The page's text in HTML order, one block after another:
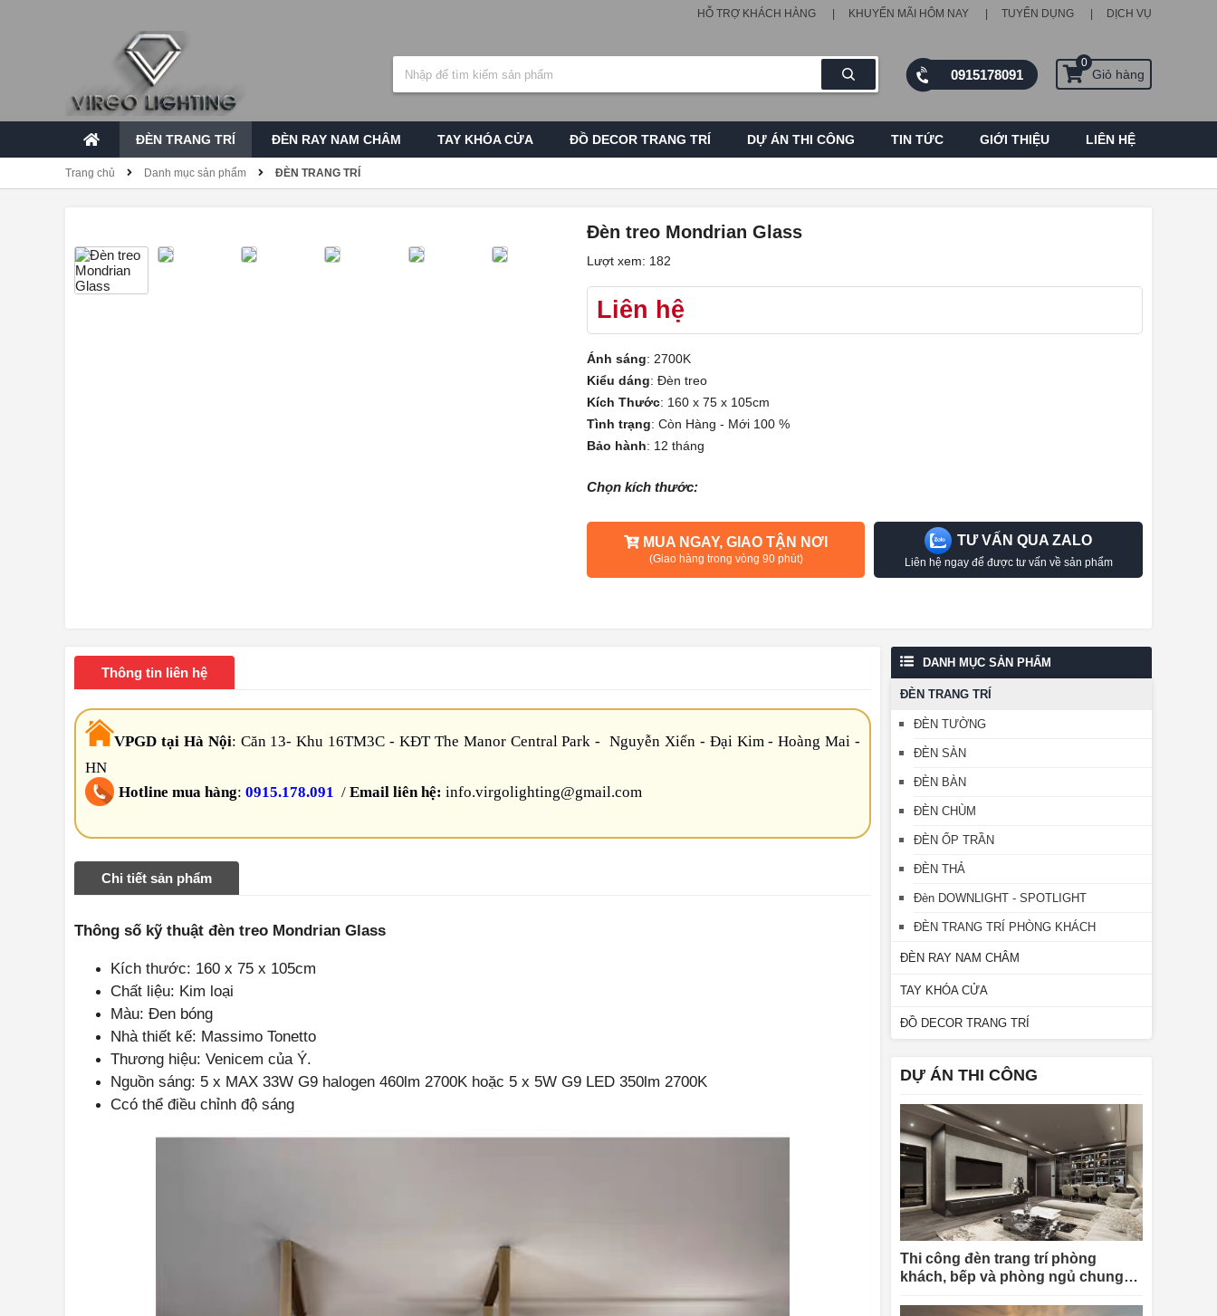
HỖ TRỢ KHÁCH HÀNG KHUYẾN MÃI HÔM NAY TUYỂN DỤNG DỊCH VỤ
0915178091
0
Giỏ hàng
ĐÈN TRANG TRÍ ĐÈN RAY NAM CHÂM TAY KHÓA CỬA ĐỒ DECOR TRANG TRÍ DỰ ÁN THI CÔNG TIN TỨC GIỚI THIỆU LIÊN HỆ
Trang chủ Danh mục sản phẩm ĐÈN TRANG TRÍ
Đèn treo Mondrian Glass
Lượt xem: 182
Liên hệ
Ánh sáng: 2700K
Kiểu dáng: Đèn treo
Kích Thước: 160 x 75 x 105cm
Tình trạng: Còn Hàng - Mới 100 %
Bảo hành: 12 tháng
Chọn kích thước:
MUA NGAY, GIAO TẬN NƠI
(Giao hàng trong vòng 90 phút)
TƯ VẤN QUA ZALO
Liên hệ ngay để được tư vấn về sản phẩm
Thông tin liên hệ
VPGD tại Hà Nội: Căn 13- Khu 16TM3C - KĐT The Manor Central Park - Nguyễn Xiển - Đại Kim - Hoàng Mai -
HN
Hotline mua hàng: 0915.178.091 / Email liên hệ: info.virgolighting@gmail.com
Chi tiết sản phẩm
Thông số kỹ thuật đèn treo Mondrian Glass
Kích thước: 160 x 75 x 105cm
Chất liệu: Kim loại
Màu: Đen bóng
Nhà thiết kế: Massimo Tonetto
Thương hiệu: Venicem của Ý.
Nguồn sáng: 5 x MAX 33W G9 halogen 460lm 2700K hoặc 5 x 5W G9 LED 350lm 2700K
Ccó thể điều chỉnh độ sáng
DANH MỤC SẢN PHẨM
ĐÈN TRANG TRÍ
ĐÈN TƯỜNG
ĐÈN SÀN
ĐÈN BÀN
ĐÈN CHÙM
ĐÈN ỐP TRẦN
ĐÈN THẢ
Đèn DOWNLIGHT - SPOTLIGHT
ĐÈN TRANG TRÍ PHÒNG KHÁCH
ĐÈN RAY NAM CHÂM
TAY KHÓA CỬA
ĐỒ DECOR TRANG TRÍ
DỰ ÁN THI CÔNG
Thi công đèn trang trí phòng
khách, bếp và phòng ngủ chung